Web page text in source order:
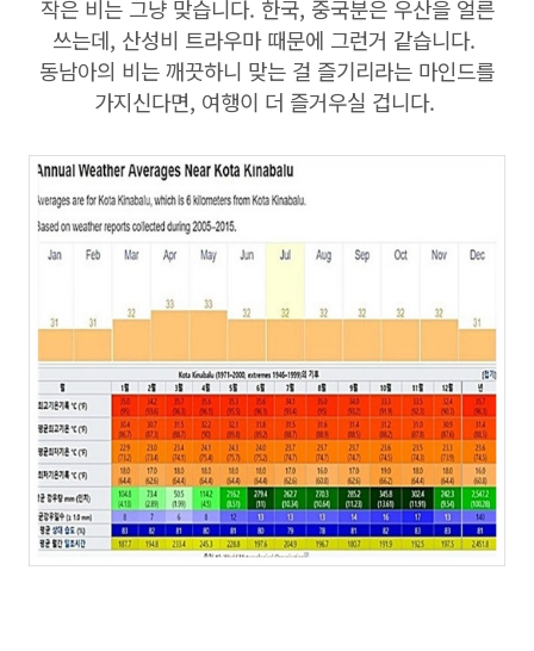
작은 비는 그냥 맞습니다. 한국, 중국분은 우산을 얼른
쓰는데, 산성비 트라우마 때문에 그런거 같습니다.
동남아의 비는 깨끗하니 맞는 걸 즐기리라는 마인드를
가지신다면, 여행이 더 즐거우실 겁니다.